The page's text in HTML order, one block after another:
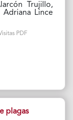
Trujillo,
Adriana Lince
PDF
plagas